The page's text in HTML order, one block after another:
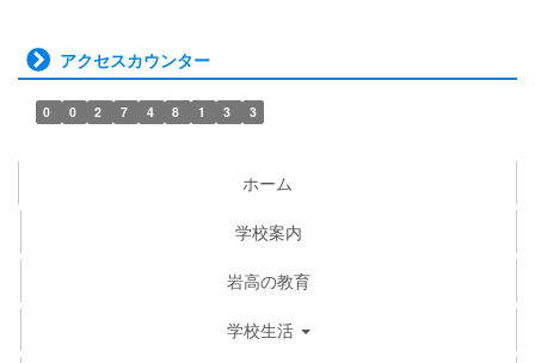
アクセスカウンター
0 0 2 7 4 8 1 3 3
ホーム
学校案内
岩高の教育
学校生活